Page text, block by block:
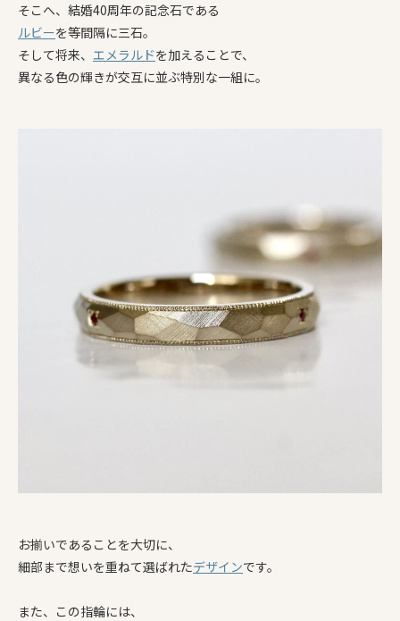
そこへ、結婚40周年の記念石である
ルビーを等間隔に三石。
そして将来、 エメラルドを加えることで、
異なる色の輝きが交互に並ぶ特別な一組に。
お揃いであることを大切に、
細部まで想いを重ねて選ばれたデザインです。
また、この指輪には、